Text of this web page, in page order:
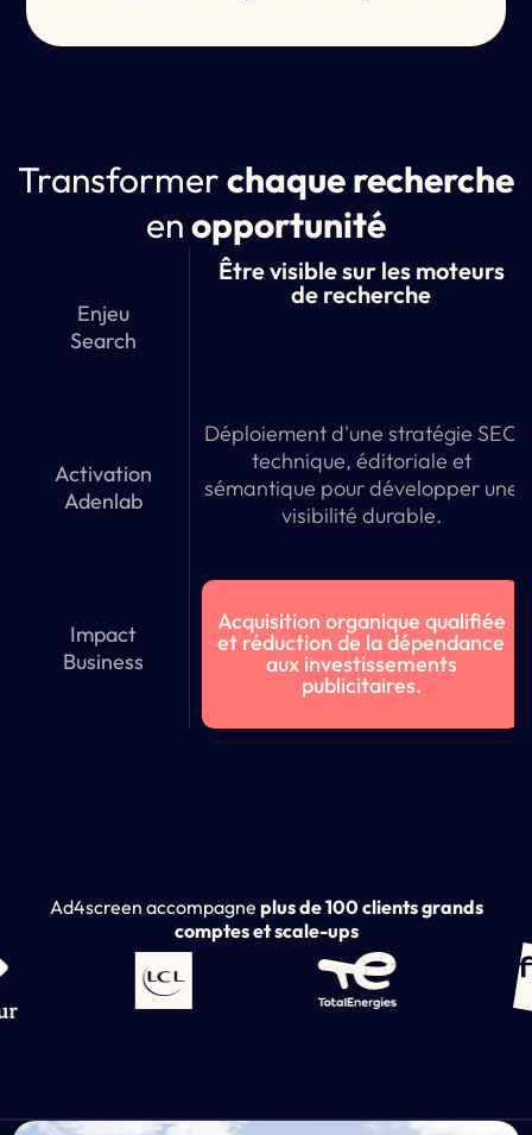
Transformerchaque recherche
enopportunité
Enjeu
Search
Être visible sur les moteurs
de recherche
Activation
Adenlab
Déploiement d'une stratégie SEO
technique, éditoriale et
sémantique pour développer une
visibilité durable.
Impact
Business
Acquisition organique qualifiée
et réduction de la dépendance
aux investissements
publicitaires.
Ad4screen accompagne plus de 100 clients grands
comptes et scale-ups